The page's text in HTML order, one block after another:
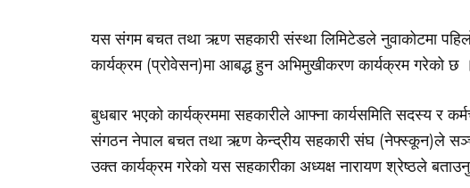
यस संगम बचत तथा ऋण सहकारी संस्था लिमिटेडले नुवाकोटमा
कार्यक्रम (प्रोवेसन)मा आबद्ध हुन अभिमुखीकरण कार्यक्रम गरेको छ ।
बुधबार भएको कार्यक्रममा सहकारीले आफ्ना कार्यसमिति सदस्य र
संगठन नेपाल बचत तथा ऋण केन्द्रीय सहकारी संघ (नेफ्स्कून)ले
उक्त कार्यक्रम गरेको यस सहकारीका अध्यक्ष नारायण श्रेष्ठले